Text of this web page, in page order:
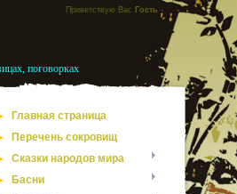
Приветствую Вас Гость
поговорках
Главная страница
Перечень сокровищ
Сказки народов мира
Басни